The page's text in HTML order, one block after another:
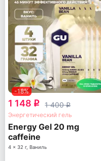
-18%
1 148 q 1 400q
Энергетический гель
Energy Gel 20 mg
caffeine
4 x 32 г, Ваниль